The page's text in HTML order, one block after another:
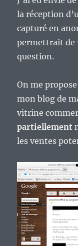
la réception
capturé en
permettrait de
question.
On me
mon blog de
vitrine
partiellement
les ventes